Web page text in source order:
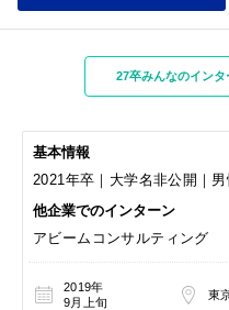
27卒みんなのイン
基本情報
2021年卒｜大学名非公開｜
他企業でのインターン
アビームコンサルティング
2019年
9月上旬
東